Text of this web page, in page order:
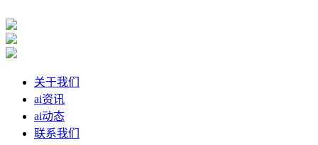
关于我们
ai资讯
ai动态
联系我们